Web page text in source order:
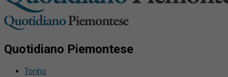
Quotidiano Piemontese
Torino